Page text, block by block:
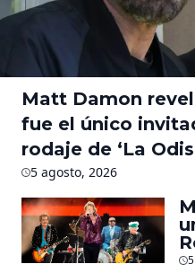
Matt Damon
fue el único
rodaje de ‘La
meses
5 agosto, 2026